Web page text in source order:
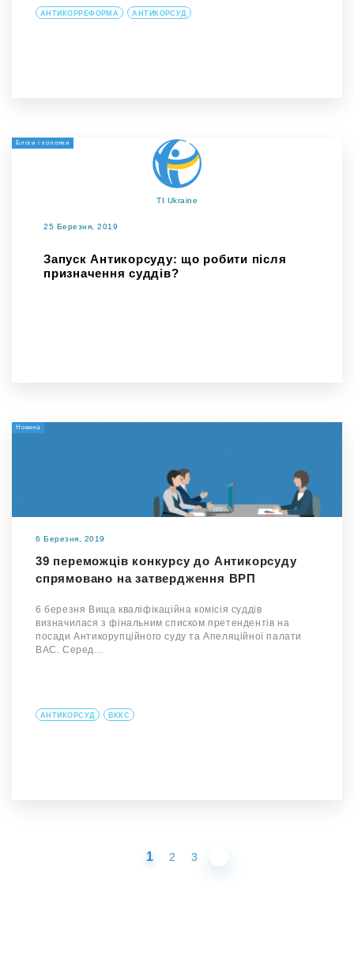
АНТИКОРРЕФОРМА АНТИКОРСУД
Блоги і колонки
TI Ukraine
25 Березня, 2019
Запуск Антикорсуду: що робити після
призначення суддів?
Новина
6 Березня, 2019
39 переможців конкурсу до Антикорсуду
спрямовано на затвердження ВРП
6 березня Вища кваліфікаційна комісія суддів
визначилася з фінальним списком претендентів на
посади Антикорупційного суду та Апеляційної палати
ВАС. Серед…
АНТИКОРСУД ВККС
1 2 3